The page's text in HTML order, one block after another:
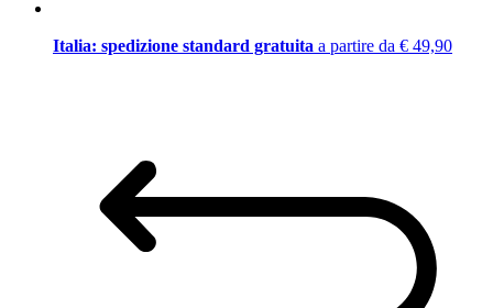
Italia: spedizione standard gratuita a partire da € 49,90